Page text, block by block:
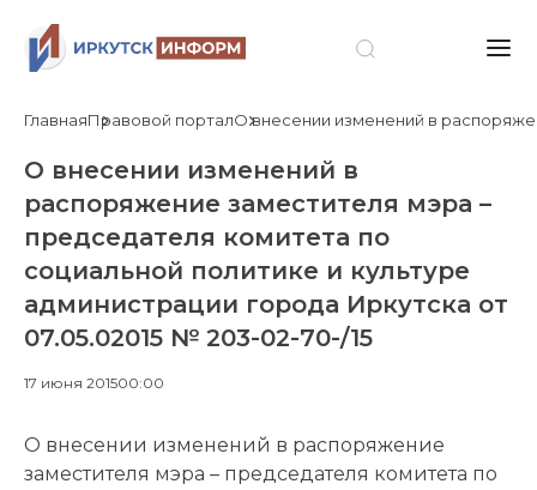
ГлавнаяПравовой порталО внесении изменений в
О внесении изменений в
распоряжение заместителя мэра –
председателя комитета по
социальной политике и культуре
администрации города Иркутска от
07.05.02015 № 203-02-70-/15
17 июня 201500:00
О внесении изменений в распоряжение
заместителя мэра – председателя комитета по